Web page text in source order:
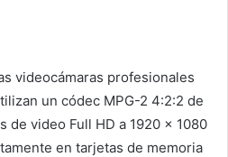
videocámaras profesionales
un códec MPG-2 4:2:2 de
de video Full HD a 1920 x 1080
en tarjetas de memoria